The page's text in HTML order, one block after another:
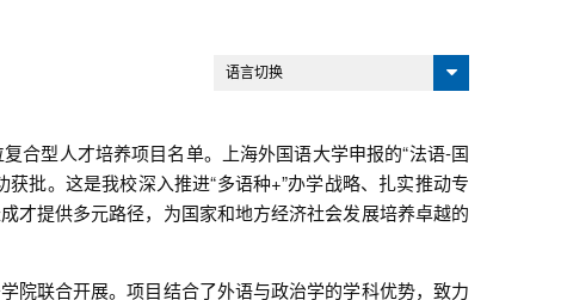
语言切换
合型人才培养项目名单。上海外国语大学申报的“法语-国
批。这是我校深入推进“多语种+”办学战略、扎实推动专
才提供多元路径，为国家和地方经济社会发展培养卓越的
院联合开展。项目结合了外语与政治学的学科优势，致力